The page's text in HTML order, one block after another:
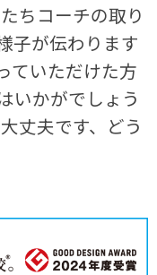
ちコーチの取り
子が伝わります
ていただけた方
いかがでしょう
丈夫です、どう